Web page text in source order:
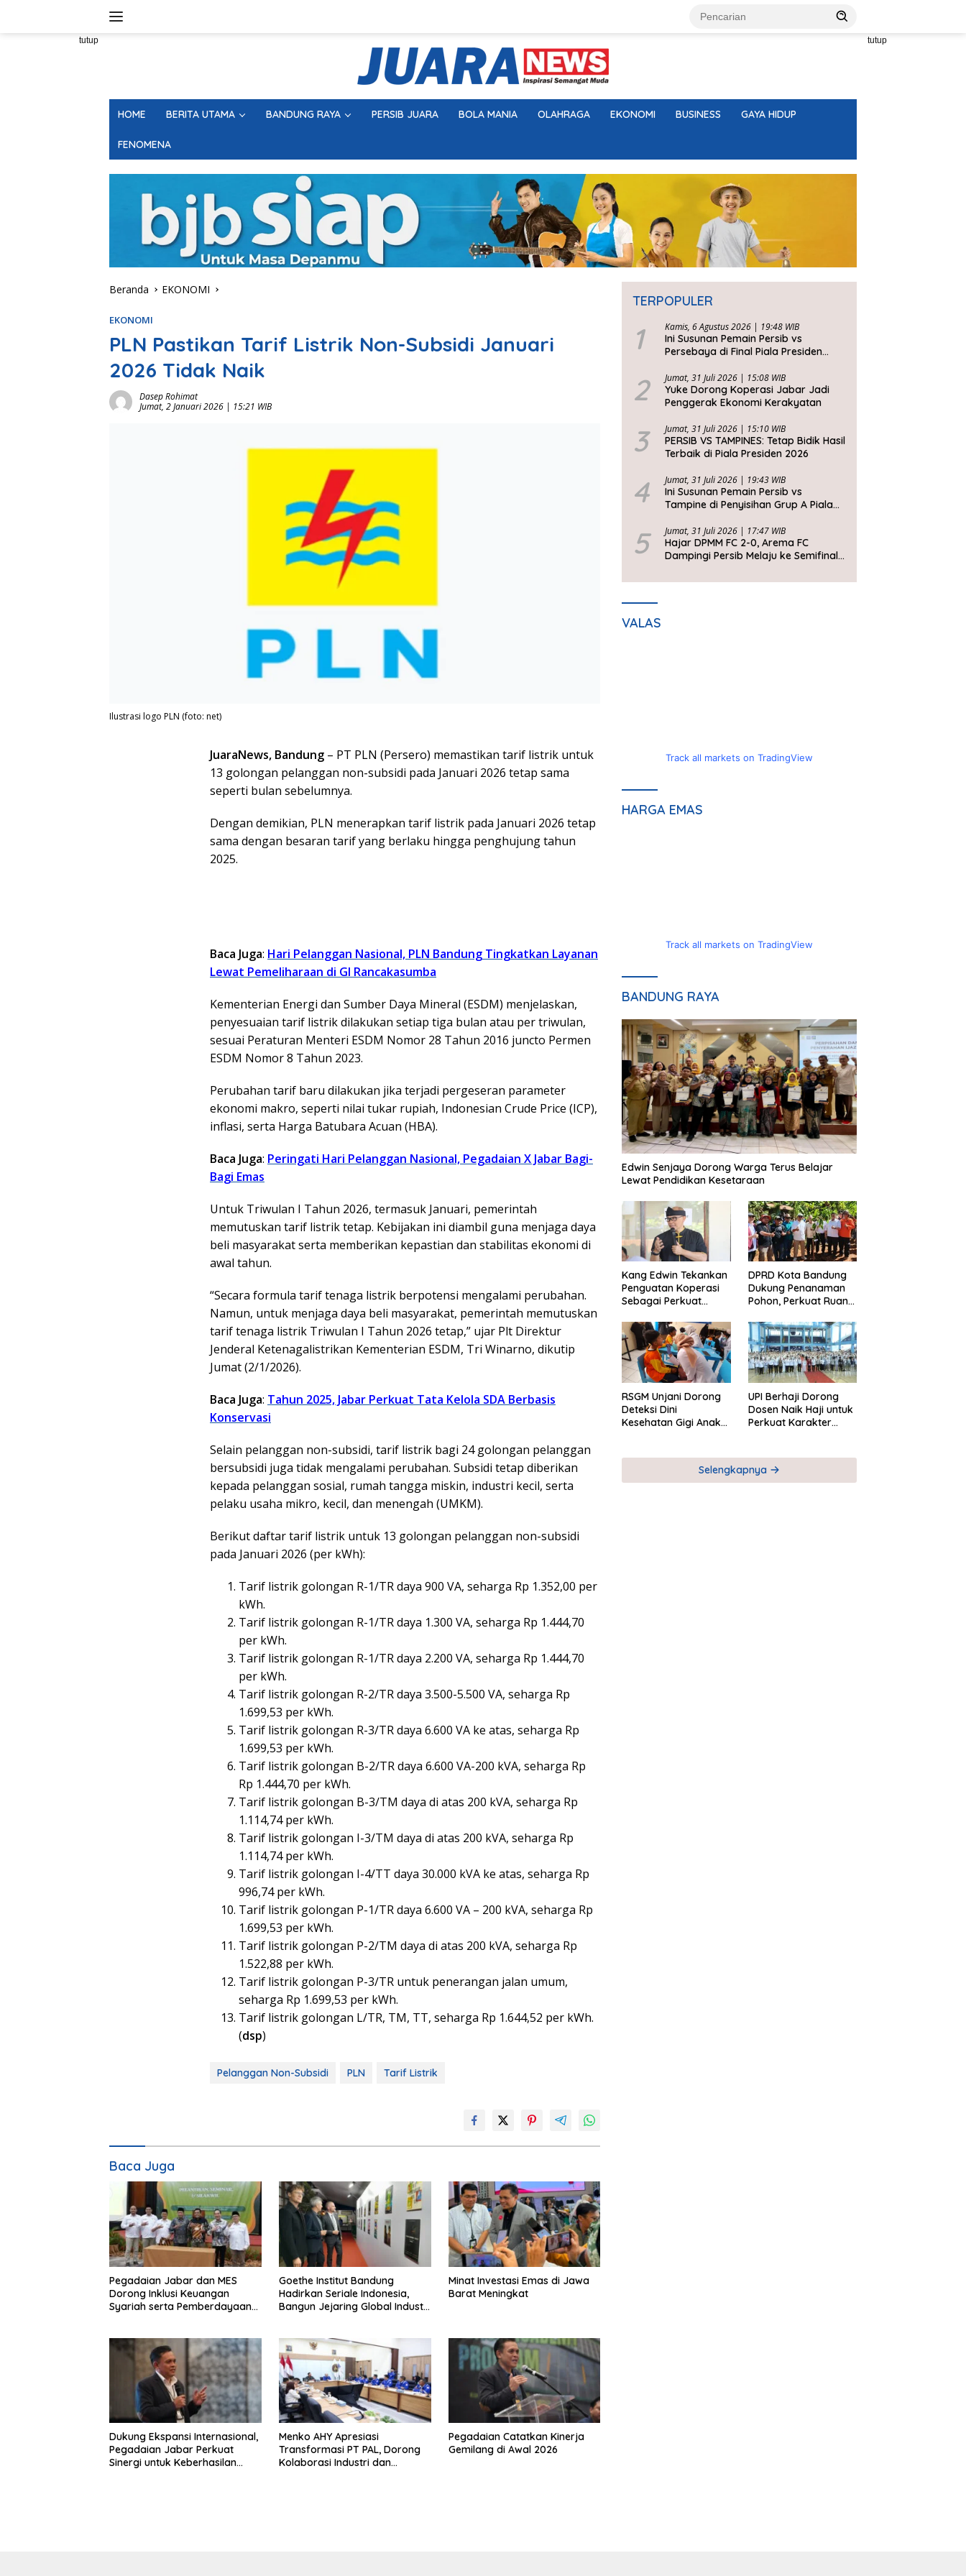
tutup tutup
HOME BERITA UTAMA BANDUNG RAYA PERSIB JUARA BOLA MANIA OLAHRAGA EKONOMI BUSINESS GAYA HIDUP
FENOMENA
Beranda EKONOMI
EKONOMI
PLN Pastikan Tarif Listrik Non-Subsidi Januari
2026 Tidak Naik
Dasep Rohimat
Jumat, 2 Januari 2026 | 15:21 WIB
Ilustrasi logo PLN (foto: net)
JuaraNews, Bandung – PT PLN (Persero) memastikan tarif listrik untuk
13 golongan pelanggan non-subsidi pada Januari 2026 tetap sama
seperti bulan sebelumnya.
Dengan demikian, PLN menerapkan tarif listrik pada Januari 2026 tetap
sama dengan besaran tarif yang berlaku hingga penghujung tahun
2025.
Baca Juga: Hari Pelanggan Nasional, PLN Bandung Tingkatkan Layanan
Lewat Pemeliharaan di GI Rancakasumba
Kementerian Energi dan Sumber Daya Mineral (ESDM) menjelaskan,
penyesuaian tarif listrik dilakukan setiap tiga bulan atau per triwulan,
sesuai Peraturan Menteri ESDM Nomor 28 Tahun 2016 juncto Permen
ESDM Nomor 8 Tahun 2023.
Perubahan tarif baru dilakukan jika terjadi pergeseran parameter
ekonomi makro, seperti nilai tukar rupiah, Indonesian Crude Price (ICP),
inflasi, serta Harga Batubara Acuan (HBA).
Baca Juga: Peringati Hari Pelanggan Nasional, Pegadaian X Jabar Bagi-
Bagi Emas
Untuk Triwulan I Tahun 2026, termasuk Januari, pemerintah
memutuskan tarif listrik tetap. Kebijakan ini diambil guna menjaga daya
beli masyarakat serta memberikan kepastian dan stabilitas ekonomi di
awal tahun.
“Secara formula tarif tenaga listrik berpotensi mengalami perubahan.
Namun, untuk menjaga daya beli masyarakat, pemerintah memutuskan
tarif tenaga listrik Triwulan I Tahun 2026 tetap,” ujar Plt Direktur
Jenderal Ketenagalistrikan Kementerian ESDM, Tri Winarno, dikutip
Jumat (2/1/2026).
Baca Juga: Tahun 2025, Jabar Perkuat Tata Kelola SDA Berbasis
Konservasi
Selain pelanggan non-subsidi, tarif listrik bagi 24 golongan pelanggan
bersubsidi juga tidak mengalami perubahan. Subsidi tetap diberikan
kepada pelanggan sosial, rumah tangga miskin, industri kecil, serta
pelaku usaha mikro, kecil, dan menengah (UMKM).
Berikut daftar tarif listrik untuk 13 golongan pelanggan non-subsidi
pada Januari 2026 (per kWh):
Tarif listrik golongan R-1/TR daya 900 VA, seharga Rp 1.352,00 per
kWh.
Tarif listrik golongan R-1/TR daya 1.300 VA, seharga Rp 1.444,70
per kWh.
Tarif listrik golongan R-1/TR daya 2.200 VA, seharga Rp 1.444,70
per kWh.
Tarif listrik golongan R-2/TR daya 3.500-5.500 VA, seharga Rp
1.699,53 per kWh.
Tarif listrik golongan R-3/TR daya 6.600 VA ke atas, seharga Rp
1.699,53 per kWh.
Tarif listrik golongan B-2/TR daya 6.600 VA-200 kVA, seharga Rp
Rp 1.444,70 per kWh.
Tarif listrik golongan B-3/TM daya di atas 200 kVA, seharga Rp
1.114,74 per kWh.
Tarif listrik golongan I-3/TM daya di atas 200 kVA, seharga Rp
1.114,74 per kWh.
Tarif listrik golongan I-4/TT daya 30.000 kVA ke atas, seharga Rp
996,74 per kWh.
⁠⁠Tarif listrik golongan P-1/TR daya 6.600 VA – 200 kVA, seharga Rp
1.699,53 per kWh.
Tarif listrik golongan P-2/TM daya di atas 200 kVA, seharga Rp
1.522,88 per kWh.
Tarif listrik golongan P-3/TR untuk penerangan jalan umum,
seharga Rp 1.699,53 per kWh.
Tarif listrik golongan L/TR, TM, TT, seharga Rp 1.644,52 per kWh.
(dsp)
Pelanggan Non-Subsidi PLN Tarif Listrik
Baca Juga
Pegadaian Jabar dan MES
Dorong Inklusi Keuangan
Syariah serta Pemberdayaan
Goethe Institut Bandung
Hadirkan Seriale Indonesia,
Bangun Jejaring Global Industri
Minat Investasi Emas di Jawa
Barat Meningkat
Dukung Ekspansi Internasional,
Pegadaian Jabar Perkuat
Sinergi untuk Keberhasilan
Menko AHY Apresiasi
Transformasi PT PAL, Dorong
Kolaborasi Industri dan
Pegadaian Catatkan Kinerja
Gemilang di Awal 2026
TERPOPULER
1 Kamis, 6 Agustus 2026 | 19:48 WIB
Ini Susunan Pemain Persib vs
Persebaya di Final Piala Presiden
2 Jumat, 31 Juli 2026 | 15:08 WIB
Yuke Dorong Koperasi Jabar Jadi
Penggerak Ekonomi Kerakyatan
3 Jumat, 31 Juli 2026 | 15:10 WIB
PERSIB VS TAMPINES: Tetap Bidik Hasil
Terbaik di Piala Presiden 2026
4 Jumat, 31 Juli 2026 | 19:43 WIB
Ini Susunan Pemain Persib vs
Tampine di Penyisihan Grup A Piala
5 Jumat, 31 Juli 2026 | 17:47 WIB
Hajar DPMM FC 2-0, Arema FC
Dampingi Persib Melaju ke Semifinal
VALAS
Track all markets on TradingView
HARGA EMAS
Track all markets on TradingView
BANDUNG RAYA
Edwin Senjaya Dorong Warga Terus Belajar
Lewat Pendidikan Kesetaraan
Kang Edwin Tekankan
Penguatan Koperasi
Sebagai Perkuat
DPRD Kota Bandung
Dukung Penanaman
Pohon, Perkuat Ruang
RSGM Unjani Dorong
Deteksi Dini
Kesehatan Gigi Anak
UPI Berhaji Dorong
Dosen Naik Haji untuk
Perkuat Karakter
Selengkapnya